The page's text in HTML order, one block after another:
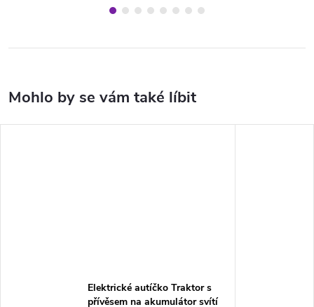
Elektrické autíčko Traktor s
přívěsem na akumulátor svítí